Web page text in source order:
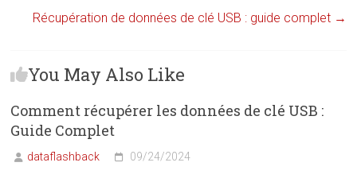
Récupération de données de clé USB : guide complet →
You May Also Like
Comment récupérer les données de clé USB :
Guide Complet
dataflashback 09/24/2024